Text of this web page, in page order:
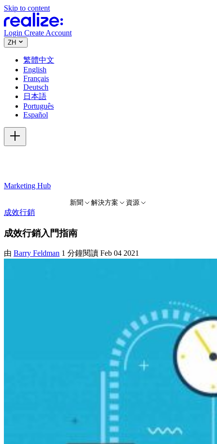
Skip to content
Login Create Account
ZH
繁體中文
English
Français
Deutsch
日本語
Português
Español
Marketing Hub
新聞 解決方案 資源
成效行銷
成效行銷入門指南
由 Barry Feldman 1 分鐘閱讀 Feb 04 2021